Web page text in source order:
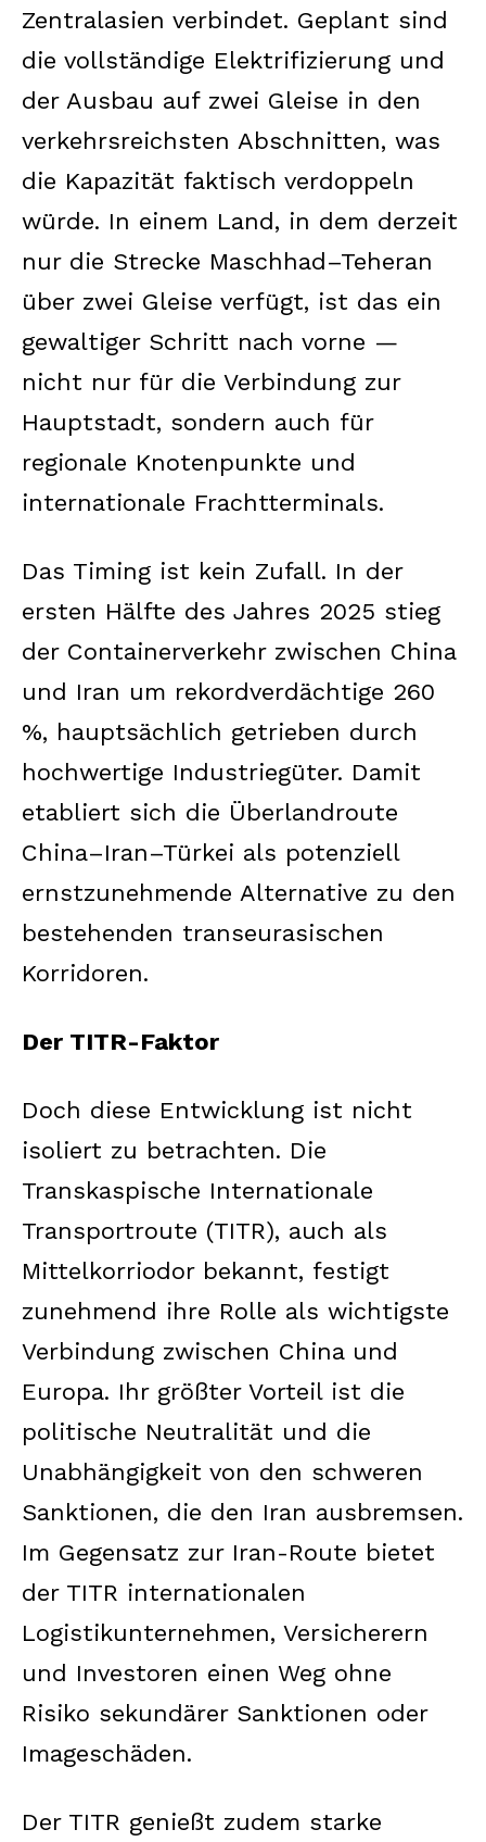
Zentralasien verbindet. Geplant sind
die vollständige Elektrifizierung und
der Ausbau auf zwei Gleise in den
verkehrsreichsten Abschnitten, was
die Kapazität faktisch verdoppeln
würde. In einem Land, in dem derzeit
nur die Strecke Maschhad–Teheran
über zwei Gleise verfügt, ist das ein
gewaltiger Schritt nach vorne —
nicht nur für die Verbindung zur
Hauptstadt, sondern auch für
regionale Knotenpunkte und
internationale Frachtterminals.
Das Timing ist kein Zufall. In der
ersten Hälfte des Jahres 2025 stieg
der Containerverkehr zwischen China
und Iran um rekordverdächtige 260
%, hauptsächlich getrieben durch
hochwertige Industriegüter. Damit
etabliert sich die Überlandroute
China–Iran–Türkei als potenziell
ernstzunehmende Alternative zu den
bestehenden transeurasischen
Korridoren.
Der TITR-Faktor
Doch diese Entwicklung ist nicht
isoliert zu betrachten. Die
Transkaspische Internationale
Transportroute (TITR), auch als
Mittelkorriodor bekannt, festigt
zunehmend ihre Rolle als wichtigste
Verbindung zwischen China und
Europa. Ihr größter Vorteil ist die
politische Neutralität und die
Unabhängigkeit von den schweren
Sanktionen, die den Iran ausbremsen.
Im Gegensatz zur Iran-Route bietet
der TITR internationalen
Logistikunternehmen, Versicherern
und Investoren einen Weg ohne
Risiko sekundärer Sanktionen oder
Imageschäden.
Der TITR genießt zudem starke